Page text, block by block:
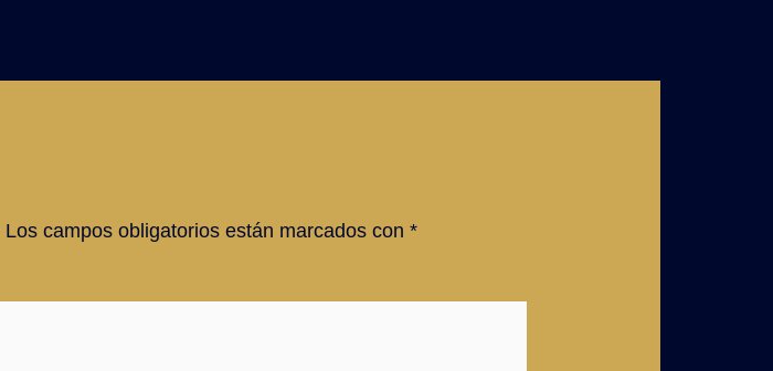
Los campos obligatorios están marcados con*